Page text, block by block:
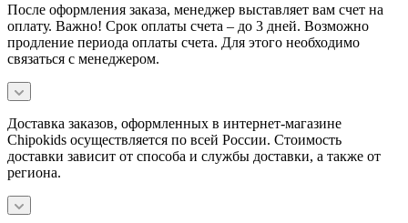
После оформления заказа, менеджер выставляет вам счет на
оплату. Важно! Срок оплаты счета – до 3 дней. Возможно
продление периода оплаты счета. Для этого необходимо
связаться с менеджером.
Доставка заказов, оформленных в интернет-магазине
Chipokids осуществляется по всей России. Стоимость
доставки зависит от способа и службы доставки, а также от
региона.